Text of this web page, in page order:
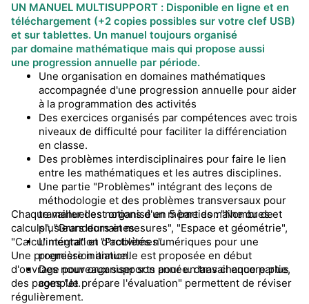
UN MANUEL MULTISUPPORT : Disponible en ligne et en
téléchargement (+2 copies possibles sur votre clef USB)
et sur tablettes. Un manuel toujours organisé
par domaine mathématique mais qui propose aussi
une progression annuelle par période.
Une organisation en domaines mathématiques
accompagnée d'une progression annuelle pour aider
à la programmation des activités
Des exercices organisés par compétences avec trois
niveaux de difficulté pour faciliter la différenciation
en classe.
Des problèmes interdisciplinaires pour faire le lien
entre les mathématiques et les autres disciplines.
Une partie "Problèmes" intégrant des leçons de
méthodologie et des problèmes transversaux pour
travailler des notions d'un même domaine ou de
plusieurs domaines.
L'intégration d'activités numériques pour une
première initiation.
Des nouveaux supports pour un travail encore plus
complet.
Chaque manuel est organisé en 5 parties : "Nombres et
calculs", "Grandeurs et mesures", "Espace et géométrie",
"Calcul mental" et "Problèmes".
Une progression annuelle est proposée en début
d'ouvrage pour organiser son année. dans chaque partie,
des pages "Je prépare l'évaluation" permettent de réviser
régulièrement.